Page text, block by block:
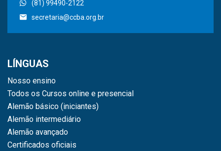
(81) 99490-2122
secretaria@ccba.org.br
LÍNGUAS
Nosso ensino
Todos os Cursos online e presencial
Alemão básico (iniciantes)
Alemão intermediário
Alemão avançado
Certificados oficiais